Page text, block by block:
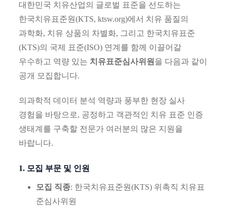
대한민국 치유산업의 글로벌 표준을 선도하는
한국치유표준원(KTS, ktsw.org)에서 치유 품질의
과학화, 치유 상품의 차별화, 그리고 한국치유표준
(KTS)의 국제 표준(ISO) 연계를 함께 이끌어갈
우수하고 역량 있는 치유표준심사위원 을 다음과 같이
공개 모집합니다.
의과학적 데이터 분석 역량과 풍부한 현장 실사
경험을 바탕으로, 공정하고 객관적인 치유 표준 인증
생태계를 구축할 전문가 여러분의 많은 지원을
바랍니다.
1. 모집 부문 및 인원
모집 직종: 한국치유표준원(KTS) 위촉직 치유표
준심사위원